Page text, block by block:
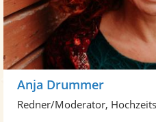
Anja Drummer
Redner/Moderator,